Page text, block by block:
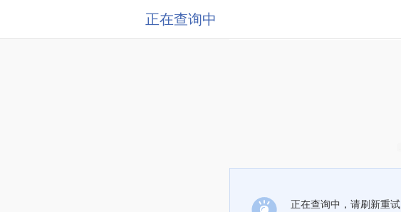
正在查询中
正在查询中，请刷新重试